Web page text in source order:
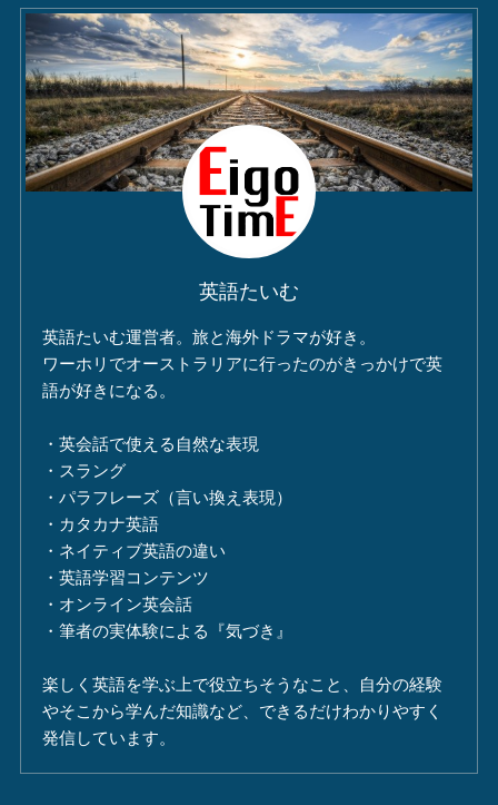
英語たいむ
英語たいむ運営者。旅と海外ドラマが好き。
ワーホリでオーストラリアに行ったのがきっかけで英
語が好きになる。
・英会話で使える自然な表現
・スラング
・パラフレーズ（言い換え表現）
・カタカナ英語
・ネイティブ英語の違い
・英語学習コンテンツ
・オンライン英会話
・筆者の実体験による『気づき』
楽しく英語を学ぶ上で役立ちそうなこと、自分の経験
やそこから学んだ知識など、できるだけわかりやすく
発信しています。